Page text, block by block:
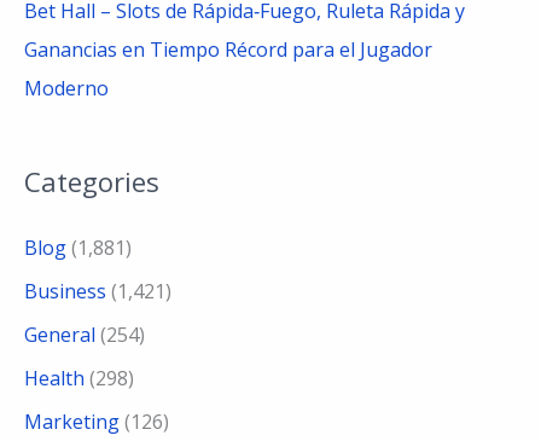
Bet Hall – Slots de Rápida‑Fuego, Ruleta Rápida y
Ganancias en Tiempo Récord para el Jugador
Moderno
Categories
Blog(1,881)
Business (1,421)
General (254)
Health (298)
Marketing(126)